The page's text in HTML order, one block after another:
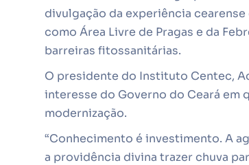
divulgação da experiência
como Área Livre de Pragas e da
barreiras fitossanitárias.
O presidente do Instituto Centec,
interesse do Governo do Ceará em
modernização.
“Conhecimento é investimento. A
a providência divina trazer chuva